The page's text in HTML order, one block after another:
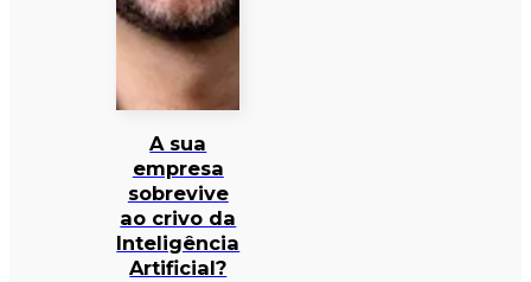
A sua
empresa
sobrevive
ao crivo da
Inteligência
Artificial?